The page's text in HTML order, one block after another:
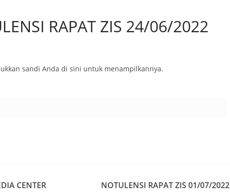
RAPAT ZIS 24/06/2022
sandi Anda di sini untuk menampilkannya.
CENTER
NOTULENSI RAPAT ZIS 01/07/2022